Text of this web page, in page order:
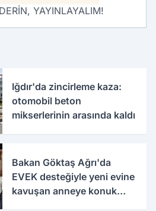
YAYINLAYALIM!
Iğdır'da zincirleme kaza:
otomobil beton
mikserlerinin arasında kaldı
Bakan Göktaş Ağrı'da
EVEK desteğiyle yeni evine
kavuşan anneye konuk